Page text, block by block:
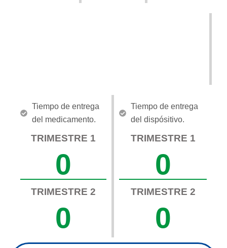
Tiempo de entrega
del medicamento.
TRIMESTRE 1
0
TRIMESTRE 2
0
Tiempo de entrega
del dispósitivo.
TRIMESTRE 1
0
TRIMESTRE 2
0